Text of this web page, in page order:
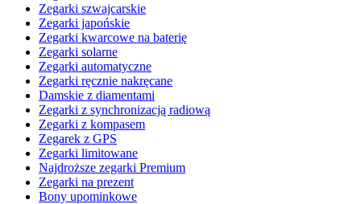
Zegarki szwajcarskie
Zegarki japońskie
Zegarki kwarcowe na baterię
Zegarki solarne
Zegarki automatyczne
Zegarki ręcznie nakręcane
Damskie z diamentami
Zegarki z synchronizacją radiową
Zegarki z kompasem
Zegarek z GPS
Zegarki limitowane
Najdroższe zegarki Premium
Zegarki na prezent
Bony upominkowe